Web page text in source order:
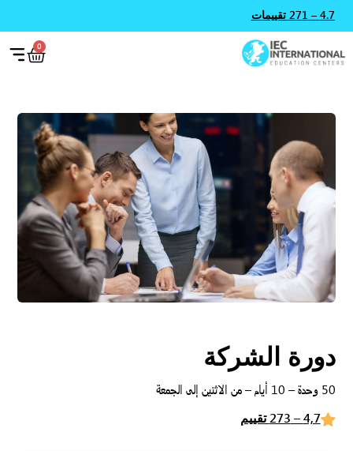
4.7 – 271 تقييمات
دورة الشركة
50 وحدة – 10 أيام – من الاثنين إلى الجمعة
4,7 – 273 تقييم